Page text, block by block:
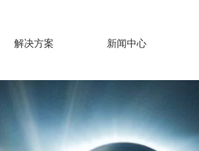
解决方案 新闻中心